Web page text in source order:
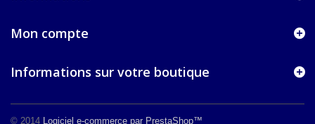
© 2014 Logiciel e-commerce par PrestaShop™
Mon compte
Informations sur votre boutique